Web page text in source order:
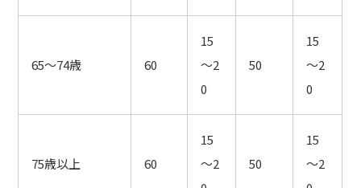
65～74歳 60
15
～2
0
50
15
～2
0
75歳以上 60
15
～2
50
15
～2